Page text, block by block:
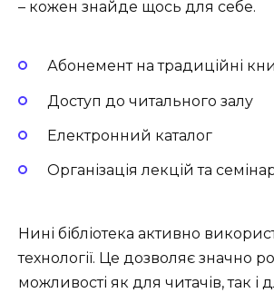
– кожен знайде щось для себе.
Абонемент на традиційні
Доступ до читального залу
Електронний каталог
Організація лекцій та
Нині бібліотека активно
технології. Це дозволяє значно
можливості як для читачів, так і